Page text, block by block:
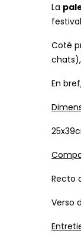
La
Coté
En
Recto
Verso